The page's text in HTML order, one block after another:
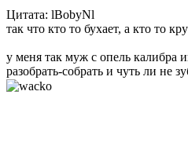
Цитата: lBobyNl
так что кто то бухает, а кто то
у меня так муж с опель калибра
разобрать-собрать и чуть ли не